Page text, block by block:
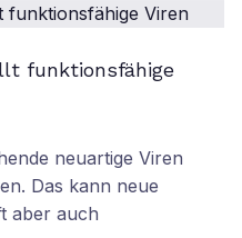
funktionsfähige
neuartige Viren
Das kann neue
aber auch